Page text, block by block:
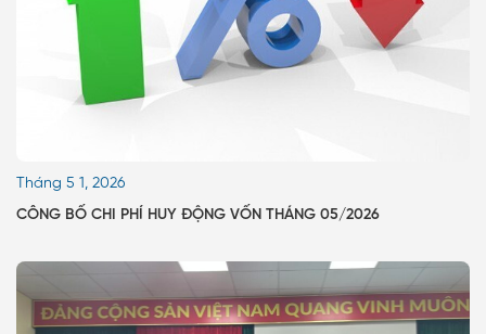
Tháng 5 1, 2026
CÔNG BỐ CHI PHÍ HUY ĐỘNG VỐN THÁNG 05/2026